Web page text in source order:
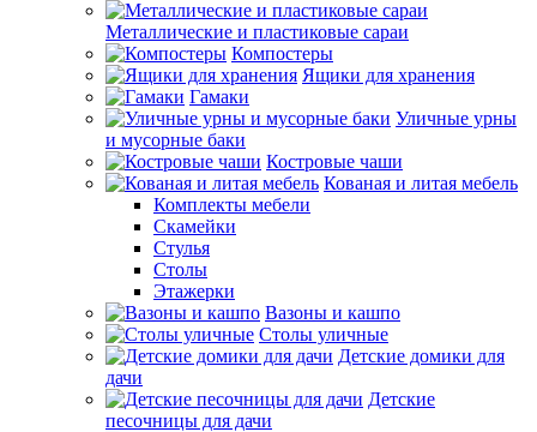
Металлические и пластиковые сараи
Компостеры
Ящики для хранения
Гамаки
Уличные урны
и мусорные баки
Костровые чаши
Кованая и литая мебель
Комплекты мебели
Скамейки
Стулья
Столы
Этажерки
Вазоны и кашпо
Столы уличные
Детские домики для
дачи
Детские
песочницы для дачи